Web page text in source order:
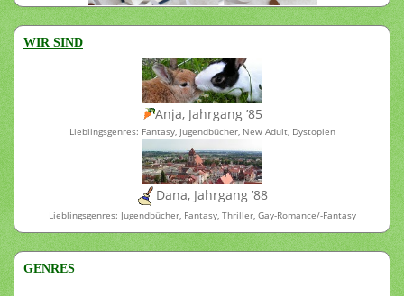
WIR SIND
Anja, Jahrgang ’85
Lieblingsgenres: Fantasy, Jugendbücher, New Adult, Dystopien
Dana, Jahrgang ’88
Lieblingsgenres: Jugendbücher, Fantasy, Thriller, Gay-Romance/-Fantasy
GENRES